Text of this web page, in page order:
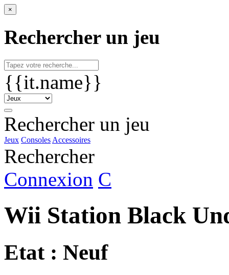
×
Rechercher un jeu
{{it.name}}
Rechercher un jeu
Jeux Consoles Accessoires
Rechercher
Connexion C
Wii Station Black
Etat : Neuf